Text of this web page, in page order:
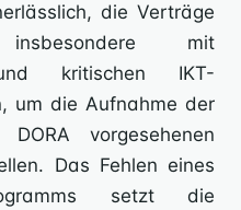
die Verträge
mit
kritischen IKT-
um die Aufnahme der
vorgesehenen
Das Fehlen eines
setzt die